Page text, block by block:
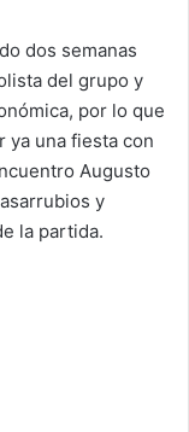
dos semanas
del grupo y
por lo que
ya una fiesta con
Augusto
y
la partida.